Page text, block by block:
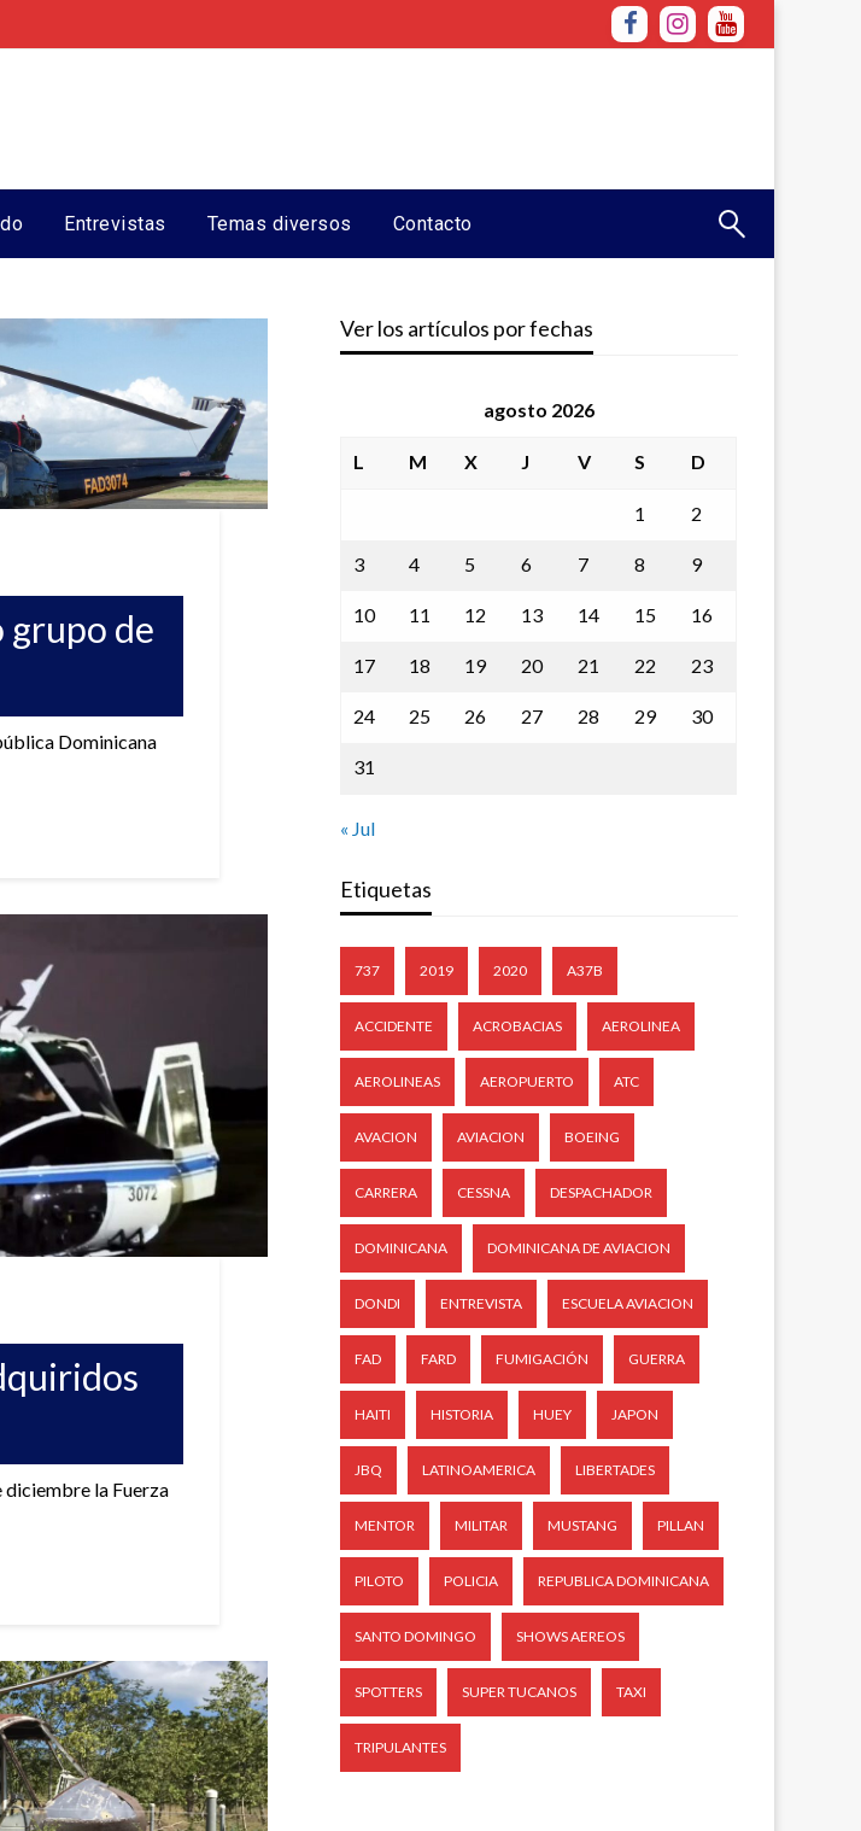
Entrevistas Temas diversos Contacto
grupo de
Dominicana
diciembre la Fuerza
Ver los artículos por fechas
agosto 2026
L M X J V S D
1 2
3 4 5 6 7 8 9
10 11 12 13 14 15 16
17 18 19 20 21 22 23
24 25 26 27 28 29 30
31
« Jul
Etiquetas
737 2019 2020 A37B
ACCIDENTE ACROBACIAS AEROLINEA
AEROLINEAS AEROPUERTO ATC
AVACION AVIACION BOEING
CARRERA CESSNA DESPACHADOR
DOMINICANA DOMINICANA DE AVIACION
DONDI ENTREVISTA ESCUELA AVIACION
FAD FARD FUMIGACIÓN GUERRA
HAITI HISTORIA HUEY JAPON
JBQ LATINOAMERICA LIBERTADES
MENTOR MILITAR MUSTANG PILLAN
PILOTO POLICIA REPUBLICA DOMINICANA
SANTO DOMINGO SHOWS AEREOS
SPOTTERS SUPER TUCANOS TAXI
TRIPULANTES